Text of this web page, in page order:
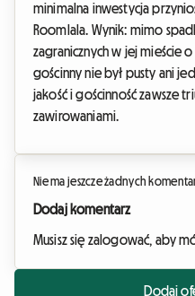
minimalna inwestycja
Roomlala. Wynik: mimo
zagranicznych w jej mieście
gościnny nie był pusty ani
jakość i gościnność zawsze
zawirowaniami.
Nie ma jeszcze żadnych
Dodaj komentarz
Musisz się zalogować, aby
Dodaj